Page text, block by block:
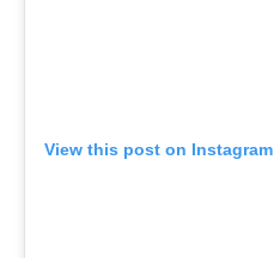
View this post on Instagram